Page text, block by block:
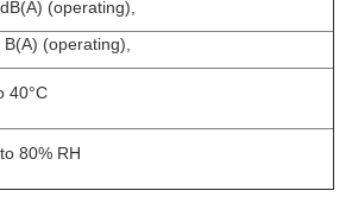
(operating),
B(A) (operating),
40°C
80% RH